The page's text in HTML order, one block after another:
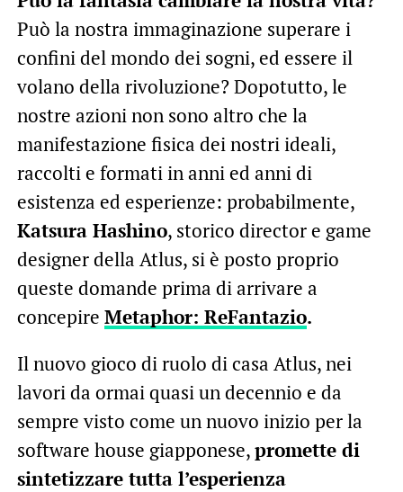
Può la nostra immaginazione superare i
confini del mondo dei sogni, ed essere il
volano della rivoluzione? Dopotutto, le
nostre azioni non sono altro che la
manifestazione fisica dei nostri ideali,
raccolti e formati in anni ed anni di
esistenza ed esperienze: probabilmente,
Katsura Hashino, storico director e game
designer della Atlus, si è posto proprio
queste domande prima di arrivare a
concepire Metaphor: ReFantazio.
Il nuovo gioco di ruolo di casa Atlus, nei
lavori da ormai quasi un decennio e da
sempre visto come un nuovo inizio per la
software house giapponese,promette di
sintetizzare tutta l’esperienza